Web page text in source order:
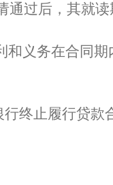
通过后，其就读
和义务在合同期
终止履行贷款